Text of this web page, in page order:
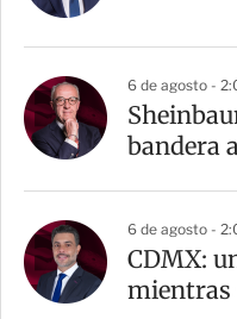
6 de agosto -
bandera
6 de agosto -
CDMX:
mientras